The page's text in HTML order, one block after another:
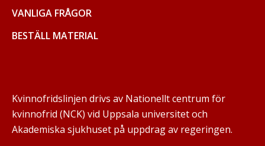
VANLIGA FRÅGOR
BESTÄLL MATERIAL
Kvinnofridslinjen drivs av Nationellt centrum för
kvinnofrid (NCK) vid Uppsala universitet och
Akademiska sjukhuset på uppdrag av regeringen.